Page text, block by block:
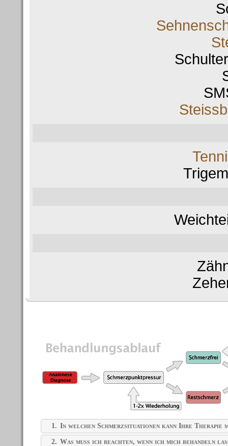
1. In welchen Schmerzsituationen kann Ihre Therapie
2. Was muss ich beachten, wenn ich mich behandeln